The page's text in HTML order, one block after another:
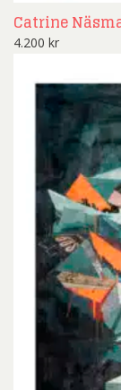
Catrine
4.200 kr